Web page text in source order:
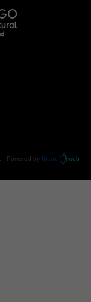
. Powered by Urano web